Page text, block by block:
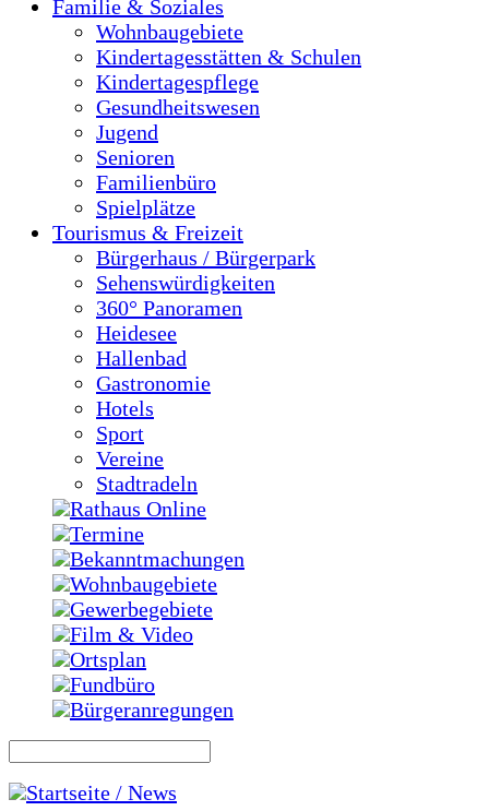
Familie & Soziales
Wohnbaugebiete
Kindertagesstätten & Schulen
Kindertagespflege
Gesundheitswesen
Jugend
Senioren
Familienbüro
Spielplätze
Tourismus & Freizeit
Bürgerhaus / Bürgerpark
Sehenswürdigkeiten
360° Panoramen
Heidesee
Hallenbad
Gastronomie
Hotels
Sport
Vereine
Stadtradeln
Rathaus Online
Termine
Bekanntmachungen
Wohnbaugebiete
Gewerbegebiete
Film & Video
Ortsplan
Fundbüro
Bürgeranregungen
Startseite / News